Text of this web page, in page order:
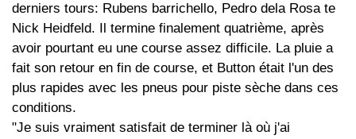
derniers tours: Rubens barrichello, Pedro dela Rosa te
Nick Heidfeld. Il termine finalement quatrième, après
avoir pourtant eu une course assez difficile. La pluie a
fait son retour en fin de course, et Button était l'un des
plus rapides avec les pneus pour piste sèche dans ces
conditions.
"Je suis vraiment satisfait de terminer là où j'ai